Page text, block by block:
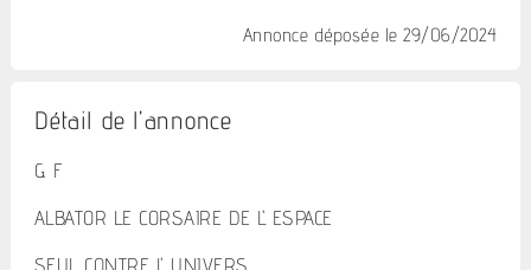
Annonce déposée le 29/06/2024
Détail de l'annonce
G. F
ALBATOR LE CORSAIRE DE L' ESPACE
SEUL CONTRE L' UNIVERS